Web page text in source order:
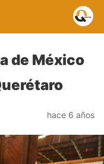
de México
hace 6 años